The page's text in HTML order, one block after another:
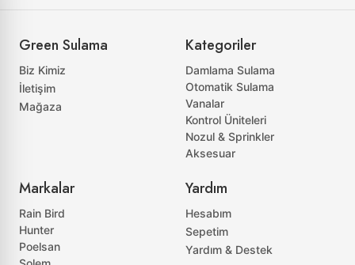
Green Sulama
Biz Kimiz
İletişim
Mağaza
Kategoriler
Damlama Sulama
Otomatik Sulama
Vanalar
Kontrol Üniteleri
Nozul & Sprinkler
Aksesuar
Markalar
Rain Bird
Hunter
Poelsan
Yardım
Hesabım
Sepetim
Yardım & Destek